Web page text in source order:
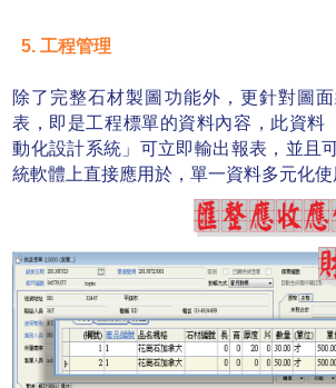
5. 工程管理
除了完整石材製圖功能外，更針對圖
表，即是工程標單的資料內容，此資料
動化設計系統」可立即輸出報表，並且
統軟體上直接應用於，單一資料多元化使